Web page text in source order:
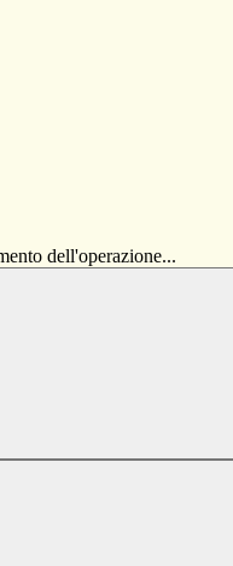
dell'operazione...